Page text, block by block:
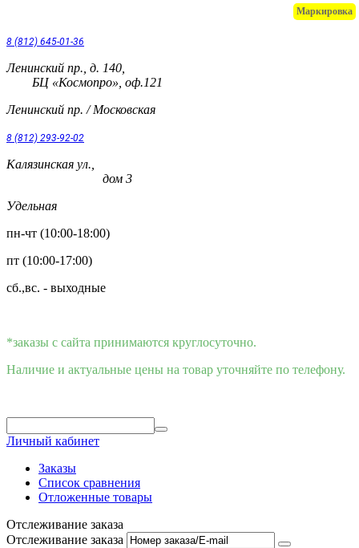
8 (812) 645-01-36
Ленинский пр., д. 140,
БЦ «Космопро», оф.121
Ленинский пр. / Московская
8 (812) 293-92-02
Калязинская ул.,
дом 3
Удельная
пн-чт (10:00-18:00)
пт (10:00-17:00)
сб.,вс. - выходные
*заказы с сайта принимаются круглосуточно.
Наличие и актуальные цены на товар уточняйте по телефону.
Личный кабинет
Заказы
Список сравнения
Отложенные товары
Отслеживание заказа
Отслеживание заказа
Маркировка